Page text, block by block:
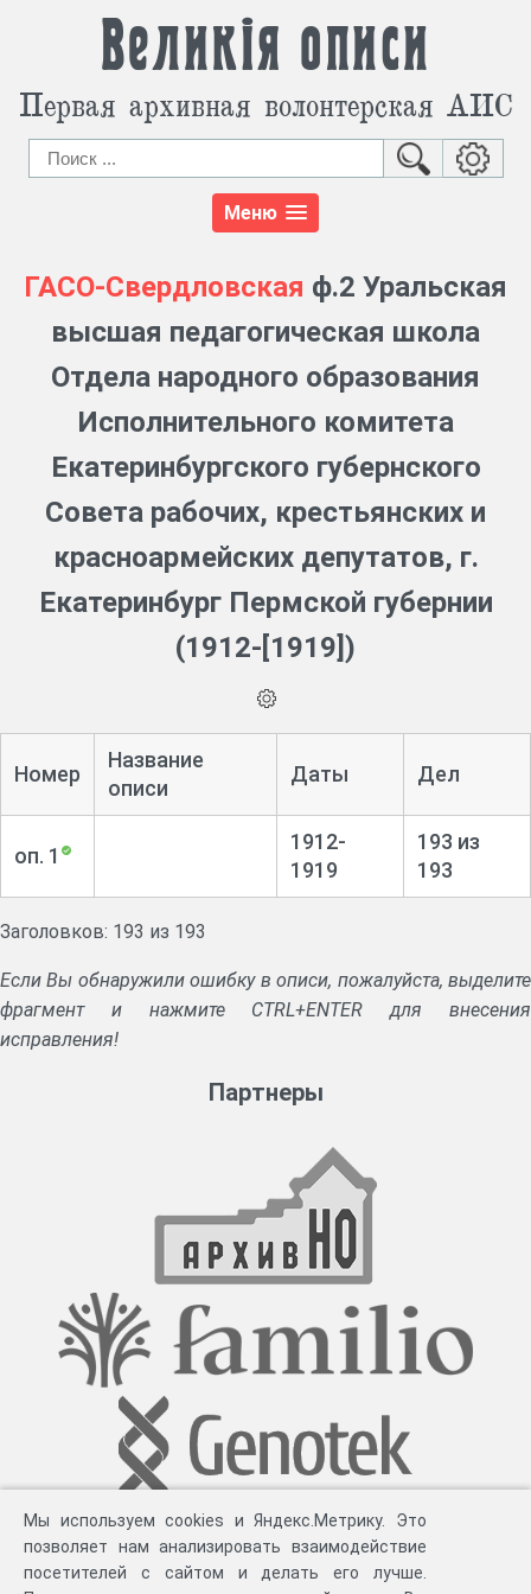
Великія описи
Первая архивная волонтерская АИС
Меню
ГАСО-Свердловская ф.2 Уральская
высшая педагогическая школа
Отдела народного образования
Исполнительного комитета
Екатеринбургского губернского
Совета рабочих, крестьянских и
красноармейских депутатов, г.
Екатеринбург Пермской губернии
(1912-[1919])
Номер
Название
описи
Даты Дел
оп. 1
1912-
1919
193 из
193
Заголовков: 193 из 193
Если Вы обнаружили ошибку в описи, пожалуйста, выделите
фрагмент и нажмите CTRL+ENTER для внесения
исправления!
Партнеры
Мы используем cookies и Яндекс.Метрику. Это
позволяет нам анализировать взаимодействие
посетителей с сайтом и делать его лучше.